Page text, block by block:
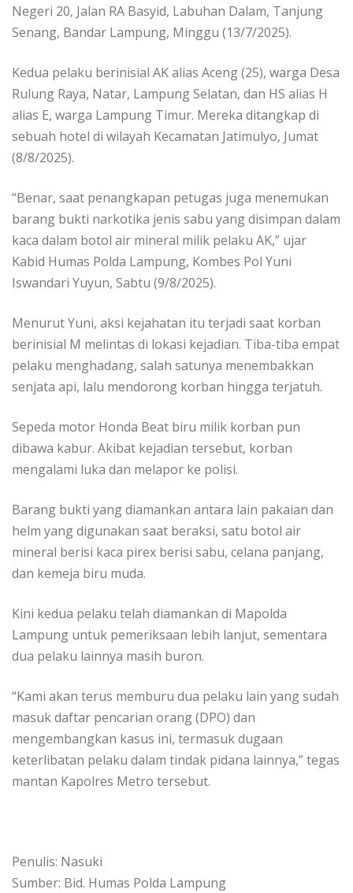
Negeri 20, Jalan RA Basyid, Labuhan Dalam, Tanjung
Senang, Bandar Lampung, Minggu (13/7/2025).
Kedua pelaku berinisial AK alias Aceng (25), warga Desa
Rulung Raya, Natar, Lampung Selatan, dan HS alias H
alias E, warga Lampung Timur. Mereka ditangkap di
sebuah hotel di wilayah Kecamatan Jatimulyo, Jumat
(8/8/2025).
“Benar, saat penangkapan petugas juga menemukan
barang bukti narkotika jenis sabu yang disimpan dalam
kaca dalam botol air mineral milik pelaku AK,” ujar
Kabid Humas Polda Lampung, Kombes Pol Yuni
Iswandari Yuyun, Sabtu (9/8/2025).
Menurut Yuni, aksi kejahatan itu terjadi saat korban
berinisial M melintas di lokasi kejadian. Tiba-tiba empat
pelaku menghadang, salah satunya menembakkan
senjata api, lalu mendorong korban hingga terjatuh.
Sepeda motor Honda Beat biru milik korban pun
dibawa kabur. Akibat kejadian tersebut, korban
mengalami luka dan melapor ke polisi.
Barang bukti yang diamankan antara lain pakaian dan
helm yang digunakan saat beraksi, satu botol air
mineral berisi kaca pirex berisi sabu, celana panjang,
dan kemeja biru muda.
Kini kedua pelaku telah diamankan di Mapolda
Lampung untuk pemeriksaan lebih lanjut, sementara
dua pelaku lainnya masih buron.
“Kami akan terus memburu dua pelaku lain yang sudah
masuk daftar pencarian orang (DPO) dan
mengembangkan kasus ini, termasuk dugaan
keterlibatan pelaku dalam tindak pidana lainnya,” tegas
mantan Kapolres Metro tersebut.
Penulis: Nasuki
Sumber: Bid. Humas Polda Lampung